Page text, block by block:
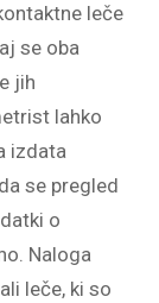
leče
se oba
jih
lahko
izdata
se pregled
o
Naloga
leče, ki so